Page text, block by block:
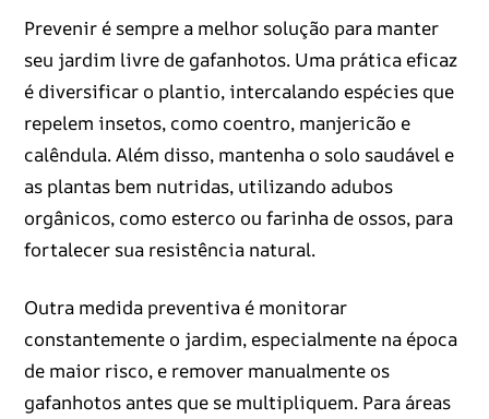
Prevenir é sempre a melhor solução para manter
seu jardim livre de gafanhotos. Uma prática eficaz
é diversificar o plantio, intercalando espécies que
repelem insetos, como coentro, manjericão e
calêndula. Além disso, mantenha o solo saudável e
as plantas bem nutridas, utilizando adubos
orgânicos, como esterco ou farinha de ossos, para
fortalecer sua resistência natural.
Outra medida preventiva é monitorar
constantemente o jardim, especialmente na época
de maior risco, e remover manualmente os
gafanhotos antes que se multipliquem. Para áreas